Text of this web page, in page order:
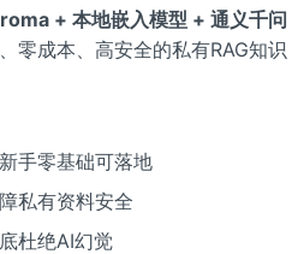
+ 本地嵌入模型 + 通义千问
零成本、高安全的私有RAG知识
手零基础可落地
私有资料安全
杜绝AI幻觉